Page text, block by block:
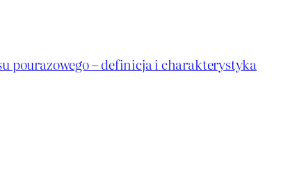
pourazowego – definicja i charakterystyka